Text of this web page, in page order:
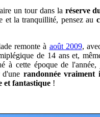
un tour dans la réserve
et la tranquillité, pensez au
remonte à août 2009,
de 14 ans et,
à cette époque de
randonnée vraiment
et fantastique !